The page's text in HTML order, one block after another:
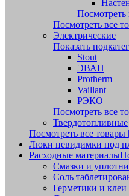
Посмотреть
Посмотреть все
Электрические
Показать
Stout
ЭВАН
Protherm
Vaillant
РЭКО
Посмотреть все
Твердотопливные
Посмотреть все товары
Люки невидимки под
Расходные материалы
Смазки и
Соль
Герметики и клеи